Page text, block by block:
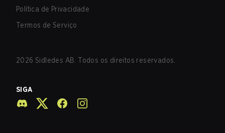
Política de Privacidade
Termos de Serviço
2026 Sidledes AB. Todos os direitos reservados.
SIGA